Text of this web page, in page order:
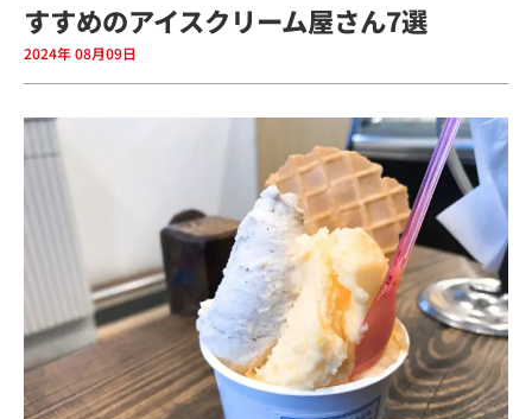
すすめのアイスクリーム屋さん7選
2024年 08月09日